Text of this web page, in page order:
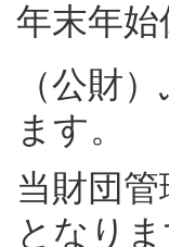
年末年
（公財
ます。
当財団
となり